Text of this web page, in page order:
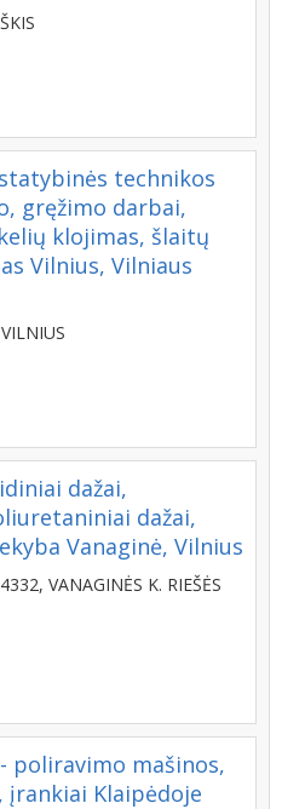
statybinės technikos
gręžimo darbai,
klojimas, šlaitų
Vilnius, Vilniaus
dažai,
dažai,
Vanaginė, Vilnius
VANAGINĖS K. RIEŠĖS
- poliravimo mašinos,
įrankiai Klaipėdoje